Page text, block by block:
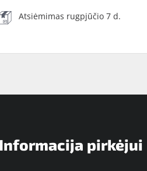
Atsiėmimas rugpjūčio 7 d.
Informacija pirkėjui